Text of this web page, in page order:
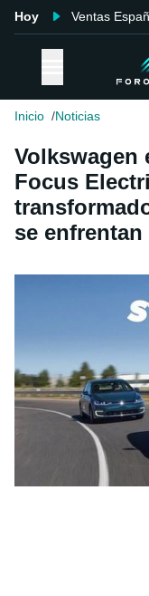
Hoy Ventas
Inicio Noticias
Volkswagen
Focus
se enfrentan